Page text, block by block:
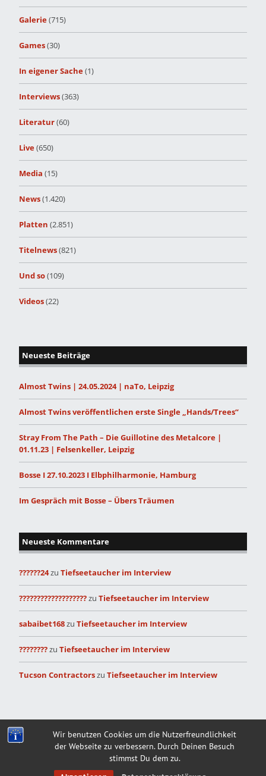
Wir benutzen Cookies um die Nutzerfreundlichkeit
der Webseite zu verbessern. Durch Deinen Besuch
stimmst Du dem zu.
Galerie(715)
Games(30)
In eigener Sache(1)
Interviews(363)
Literatur(60)
Live(650)
Media (15)
News(1.420)
Platten (2.851)
Titelnews(821)
Und so(109)
Videos(22)
Neueste Beiträge
Almost Twins | 24.05.2024 | naTo, Leipzig
Almost Twins veröffentlichen erste Single „Hands/Trees“
Stray From The Path – Die Guillotine des Metalcore |
01.11.23 | Felsenkeller, Leipzig
Bosse I 27.10.2023 I Elbphilharmonie, Hamburg
Im Gespräch mit Bosse – Übers Träumen
Neueste Kommentare
??????24zu Tiefseetaucher im Interview
???????????????????zu Tiefseetaucher im Interview
sabaibet168zu Tiefseetaucher im Interview
????????zu Tiefseetaucher im Interview
Tucson Contractorszu Tiefseetaucher im Interview